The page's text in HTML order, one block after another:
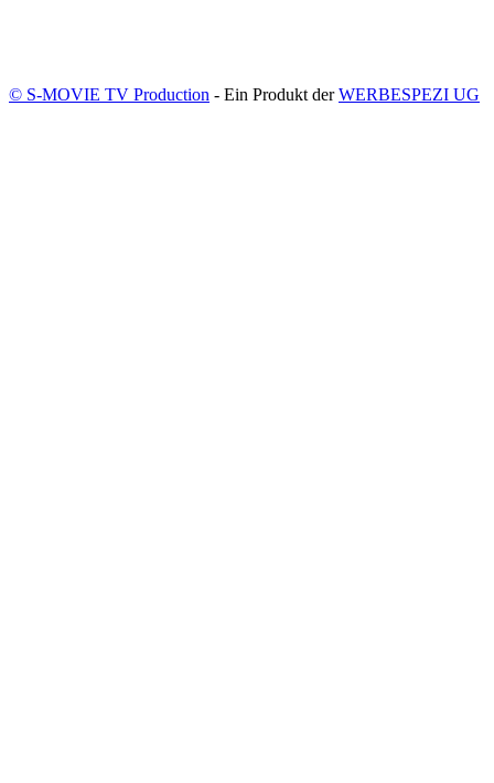
© S-MOVIE TV Production - Ein Produkt derWERBESPEZI UG